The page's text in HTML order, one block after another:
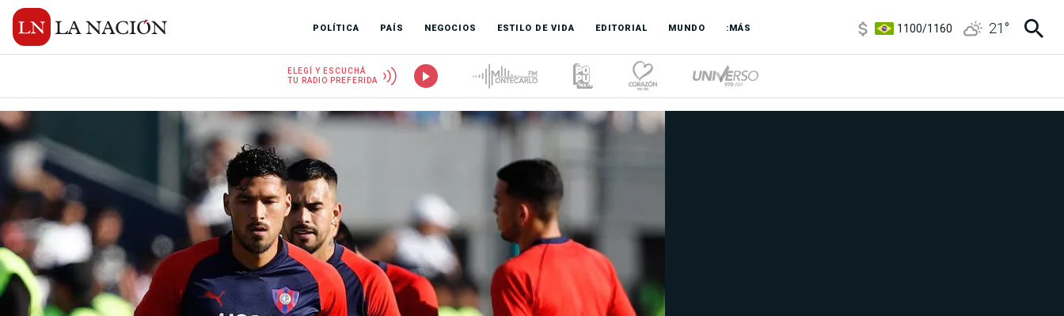
POLÍTICA PAÍS NEGOCIOS ESTILO DE VIDA EDITORIAL MUNDO :MÁS
3,8/4
21 °
ELEGÍ Y ESCUCHÁ
TU RADIO PREFERIDA